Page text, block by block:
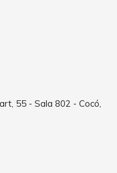
55 - Sala 802 - Cocó,